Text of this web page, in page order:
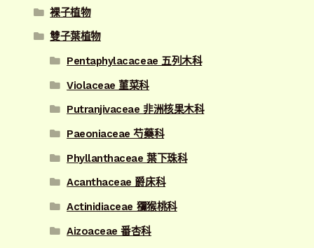
裸子植物
雙子葉植物
Pentaphylacaceae 五列木科
Violaceae 菫菜科
Putranjivaceae 非洲核果木科
Paeoniaceae 芍藥科
Phyllanthaceae 葉下珠科
Acanthaceae 爵床科
Actinidiaceae 獼猴桃科
Aizoaceae 番杏科